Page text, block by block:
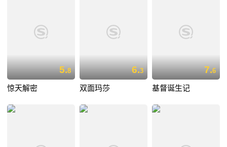
5.8
惊天解密
6.3
双面玛莎
7.6
基督诞生记